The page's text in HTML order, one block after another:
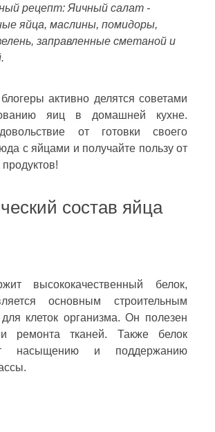
рецепт: Яичный салат -
яйца, маслины, помидоры,
заправленные сметаной и
активно делятся советами
яиц в домашней кухне.
от готовки своего
с яйцами и получайте пользу от
состав яйца
высококачественный белок,
основным строительным
клеток организма. Он полезен
ремонта тканей. Также белок
насыщению и поддержанию